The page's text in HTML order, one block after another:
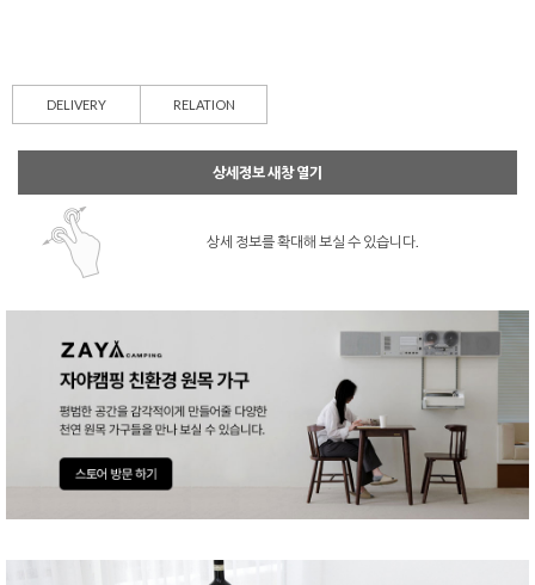
DELIVERY RELATION
상세정보 새창 열기
상세 정보를 확대해 보실 수 있습니다.